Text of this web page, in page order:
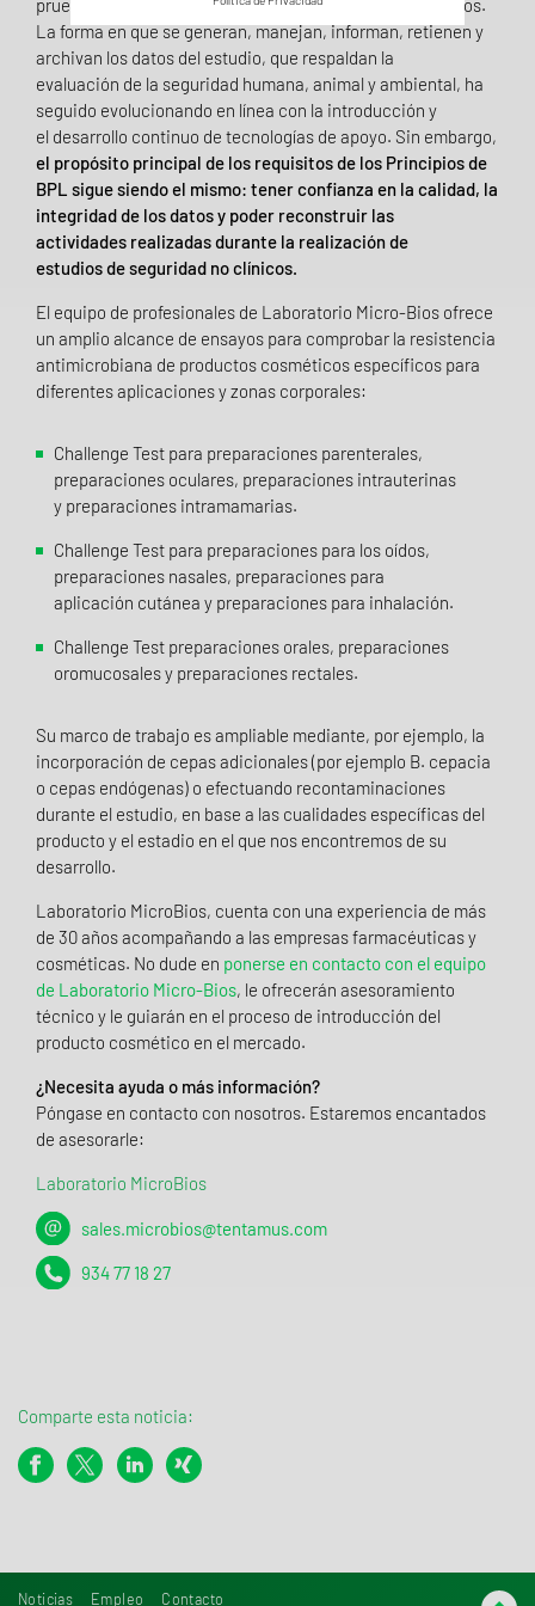
prueba relacionados con estudios de seguridad no clínicos.
La forma en que se generan, manejan, informan, retienen y
archivan los datos del estudio, que respaldan la
evaluación de la seguridad humana, animal y ambiental, ha
seguido evolucionando en línea con la introducción y
el desarrollo continuo de tecnologías de apoyo. Sin embargo,
el propósito principal de los requisitos de los Principios de
BPL sigue siendo el mismo: tener confianza en la calidad, la
integridad de los datos y poder reconstruir las
actividades realizadas durante la realización de
estudios de seguridad no clínicos.
El equipo de profesionales de Laboratorio Micro-Bios ofrece
un amplio alcance de ensayos para comprobar la resistencia
antimicrobiana de productos cosméticos específicos para
diferentes aplicaciones y zonas corporales:
Challenge Test para preparaciones parenterales,
preparaciones oculares, preparaciones intrauterinas
y preparaciones intramamarias.
Challenge Test para preparaciones para los oídos,
preparaciones nasales, preparaciones para
aplicación cutánea y preparaciones para inhalación.
Challenge Test preparaciones orales, preparaciones
oromucosales y preparaciones rectales.
Su marco de trabajo es ampliable mediante, por ejemplo, la
incorporación de cepas adicionales (por ejemplo B. cepacia
o cepas endógenas) o efectuando recontaminaciones
durante el estudio, en base a las cualidades específicas del
producto y el estadio en el que nos encontremos de su
desarrollo.
Laboratorio MicroBios, cuenta con una experiencia de más
de 30 años acompañando a las empresas farmacéuticas y
cosméticas. No dude en ponerse en contacto con el equipo
de Laboratorio Micro-Bios, le ofrecerán asesoramiento
técnico y le guiarán en el proceso de introducción del
producto cosmético en el mercado.
¿Necesita ayuda o más información?
Póngase en contacto con nosotros. Estaremos encantados
de asesorarle:
Laboratorio MicroBios
sales.microbios@tentamus.com
934 77 18 27
Comparte esta noticia:
Noticias Empleo Contacto